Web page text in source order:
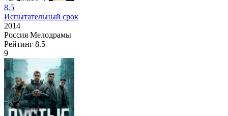
8.5
Испытательный срок
2014
Россия Мелодрамы
Рейтинг 8.5
9